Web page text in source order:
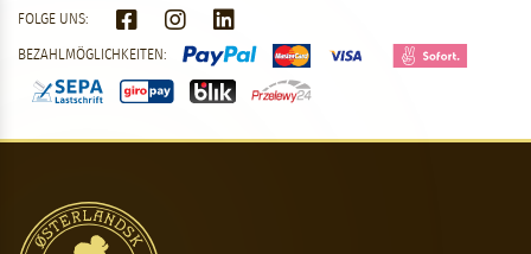
FOLGE UNS:
BEZAHLMÖGLICHKEITEN: